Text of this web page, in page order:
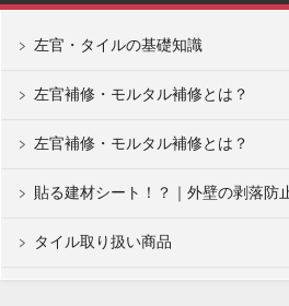
左官・タイルの基礎知識
左官補修・モルタル補修とは？
左官補修・モルタル補修とは？
貼る建材シート！？｜外壁の剥落防
タイル取り扱い商品